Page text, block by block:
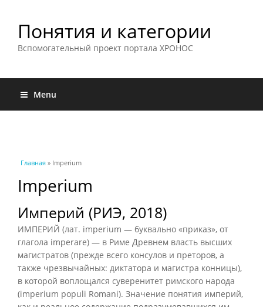
Понятия и категории
Вспомогательный проект портала ХРОНОС
Menu
Вы здесь
Главная » Imperium
Imperium
Империй (РИЭ, 2018)
ИМПЕРИЙ (лат. imperium — буквально «приказ», от
глагола imperare) — в Риме Древнем власть высших
магистратов (прежде всего консулов и преторов, а
также чрезвычайных: диктатора и магистра конницы),
в которой воплощался суверенитет римского народа
(imperium populi Romani). Значение понятия империй,